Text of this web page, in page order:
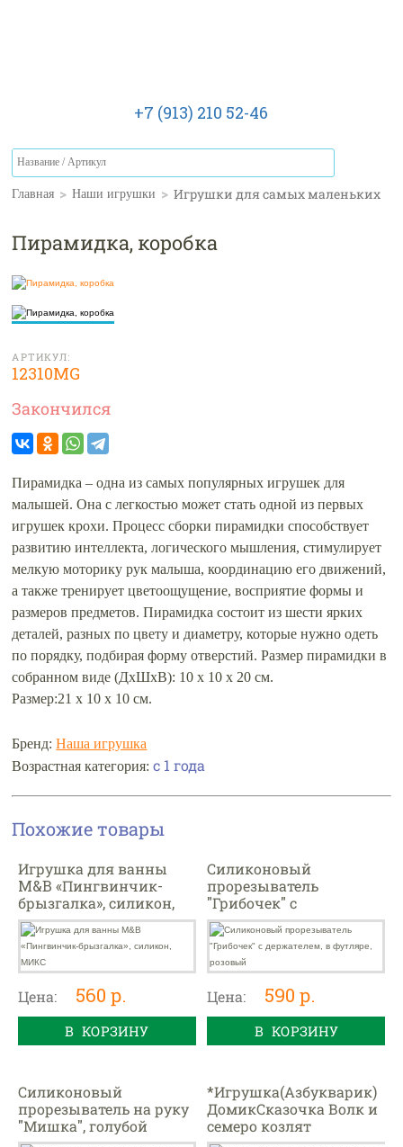
+7 (913) 210 52-46
Главная > Наши игрушки > Игрушки для самых маленьких
Пирамидка, коробка
АРТИКУЛ:
12310MG
Закончился
Пирамидка – одна из самых популярных игрушек для
малышей. Она с легкостью может стать одной из первых
игрушек крохи. Процесс сборки пирамидки способствует
развитию интеллекта, логического мышления, стимулирует
мелкую моторику рук малыша, координацию его движений,
а также тренирует цветоощущение, восприятие формы и
размеров предметов. Пирамидка состоит из шести ярких
деталей, разных по цвету и диаметру, которые нужно одеть
по порядку, подбирая форму отверстий. Размер пирамидки в
собранном виде (ДхШхВ): 10 х 10 х 20 см.
Размер:21 x 10 x 10 см.
Бренд:Наша игрушка
Возрастная категория:с 1 года
Похожие товары
Игрушка для ванны
M&B «Пингвинчик-
брызгалка», силикон,
МИКС
Цена: 560 р.
В КОРЗИНУ
Силиконовый
прорезыватель
"Грибочек" с
держателем, в футляре,
розовый
Цена: 590 р.
В КОРЗИНУ
Силиконовый
прорезыватель на руку
"Мишка", голубой
*Игрушка(Азбукварик)
ДомикСказочка Волк и
семеро козлят
(60песенок,мелодий,зву